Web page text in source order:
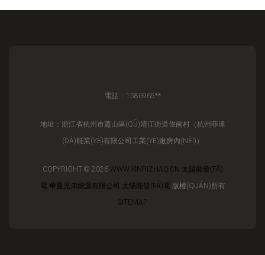
電話：1586965**
地址：浙江省杭州市蕭山區(QŪ)靖江街道偉南村（杭州菲達
(DÁ)鞋業(YÈ)有限公司工業(YÈ)廠房內(NÈI)）
COPYRIGHT © 2026 WWW.XINRIZHAO.CN 太陽能發(FĀ)
電 華夏兄弟能源有限公司 太陽能發(FĀ)電 版權(QUÁN)所有
SITEMAP